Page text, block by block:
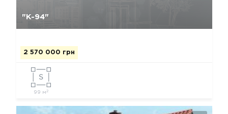
"К-94"
2 570 000 грн
99 м 2